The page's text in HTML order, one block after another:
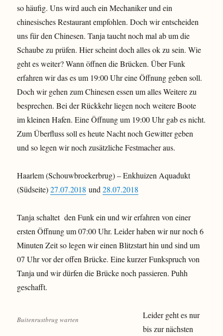
so häufig. Uns wird auch ein Mechaniker und ein
chinesisches Restaurant empfohlen. Doch wir entscheiden
uns für den Chinesen. Tanja taucht noch mal ab um die
Schaube zu prüfen. Hier scheint doch alles ok zu sein. Wie
geht es weiter? Wann öffnen die Brücken. Über Funk
erfahren wir das es um 19:00 Uhr eine Öffnung geben soll.
Doch wir gehen zum Chinesen essen um alles Weitere zu
besprechen. Bei der Rückkehr liegen noch weitere Boote
im kleinen Hafen. Eine Öffnung um 19:00 Uhr gab es nicht.
Zum Überfluss soll es heute Nacht noch Gewitter geben
und so legen wir noch zusätzliche Festmacher aus.
Haarlem (Schouwbroekerbrug) – Enkhuizen Aquadukt
(Südseite)27.07.2018 und28.07.2018
Tanja schaltet den Funk ein und wir erfahren von einer
ersten Öffnung um 07:00 Uhr. Leider haben wir nur noch 6
Minuten Zeit so legen wir einen Blitzstart hin und sind um
07 Uhr vor der offen Brücke. Eine kurzer Funkspruch von
Tanja und wir dürfen die Brücke noch passieren. Puhh
geschafft.
Buitenrustbrug warten
Leider geht es nur
bis zur nächsten